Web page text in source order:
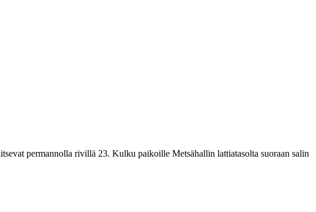
permannolla rivillä 23. Kulku paikoille Metsähallin lattiatasolta suoraan salin